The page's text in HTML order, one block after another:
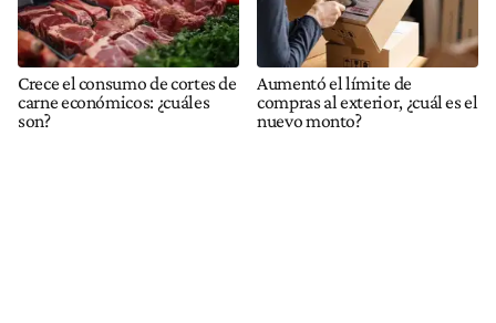
Crece el consumo de cortes de
carne económicos: ¿cuáles
son?
Aumentó el límite de
compras al exterior, ¿cuál es el
nuevo monto?